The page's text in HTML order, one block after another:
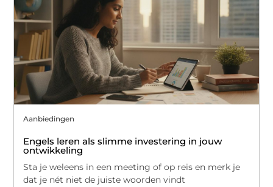
Aanbiedingen
Engels leren als slimme investering in jouw
ontwikkeling
Sta je weleens in een meeting of op reis en merk je
dat je nét niet de juiste woorden vindt